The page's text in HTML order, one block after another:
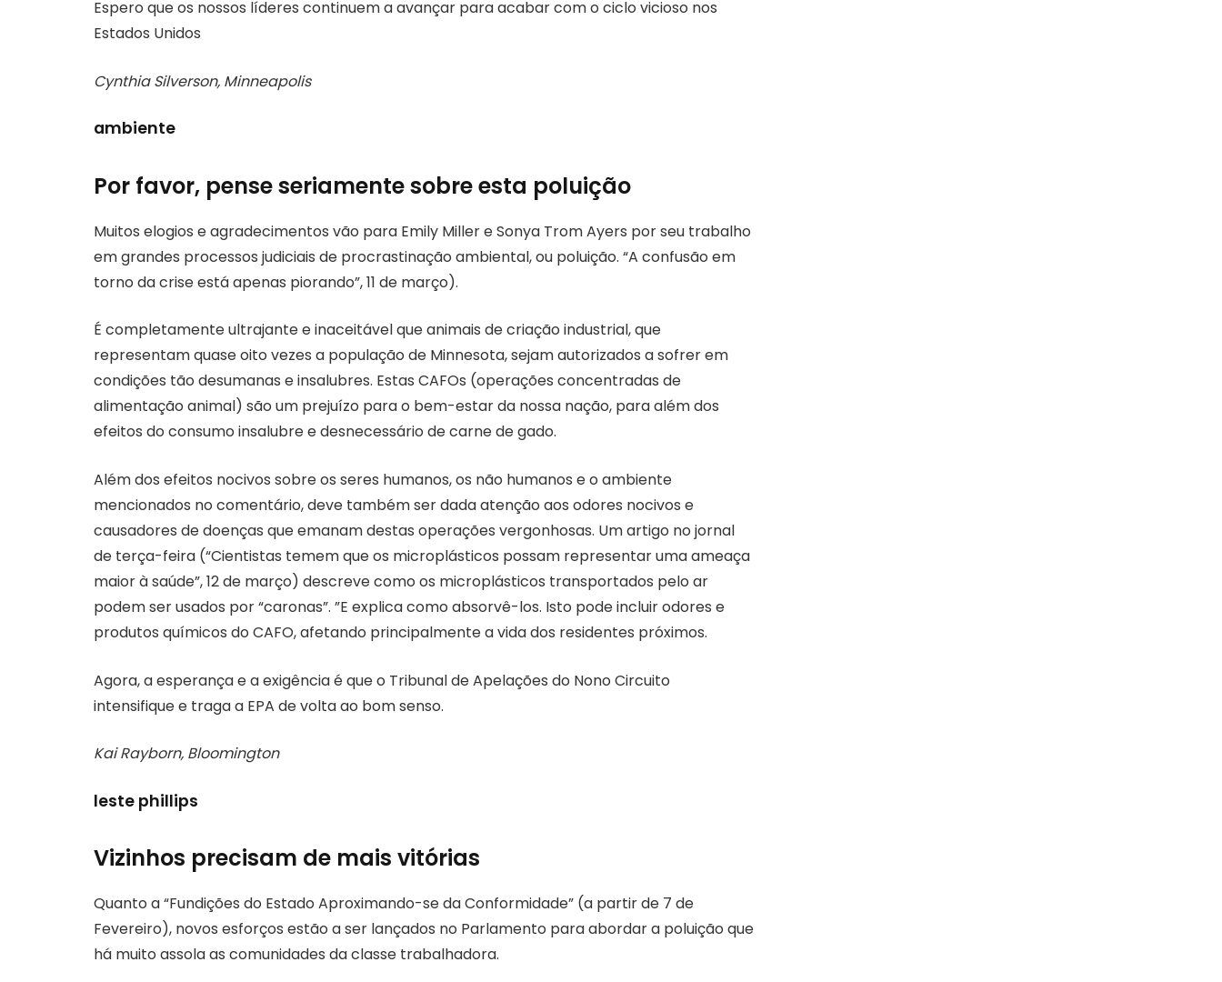
Espero que os nossos líderes continuem a avançar para acabar com o ciclo vicioso nos
Estados Unidos
Cynthia Silverson, Minneapolis
ambiente
Por favor, pense seriamente sobre esta poluição
Muitos elogios e agradecimentos vão para Emily Miller e Sonya Trom Ayers por seu trabalho
em grandes processos judiciais de procrastinação ambiental, ou poluição. “A confusão em
torno da crise está apenas piorando”, 11 de março).
É completamente ultrajante e inaceitável que animais de criação industrial, que
representam quase oito vezes a população de Minnesota, sejam autorizados a sofrer em
condições tão desumanas e insalubres. Estas CAFOs (operações concentradas de
alimentação animal) são um prejuízo para o bem-estar da nossa nação, para além dos
efeitos do consumo insalubre e desnecessário de carne de gado.
Além dos efeitos nocivos sobre os seres humanos, os não humanos e o ambiente
mencionados no comentário, deve também ser dada atenção aos odores nocivos e
causadores de doenças que emanam destas operações vergonhosas. Um artigo no jornal
de terça-feira (“Cientistas temem que os microplásticos possam representar uma ameaça
maior à saúde”, 12 de março) descreve como os microplásticos transportados pelo ar
podem ser usados ​​por “caronas”. ”E explica como absorvê-los. Isto pode incluir odores e
produtos químicos do CAFO, afetando principalmente a vida dos residentes próximos.
Agora, a esperança e a exigência é que o Tribunal de Apelações do Nono Circuito
intensifique e traga a EPA de volta ao bom senso.
Kai Rayborn, Bloomington
leste phillips
Vizinhos precisam de mais vitórias
Quanto a “Fundições do Estado Aproximando-se da Conformidade” (a partir de 7 de
Fevereiro), novos esforços estão a ser lançados no Parlamento para abordar a poluição que
há muito assola as comunidades da classe trabalhadora.